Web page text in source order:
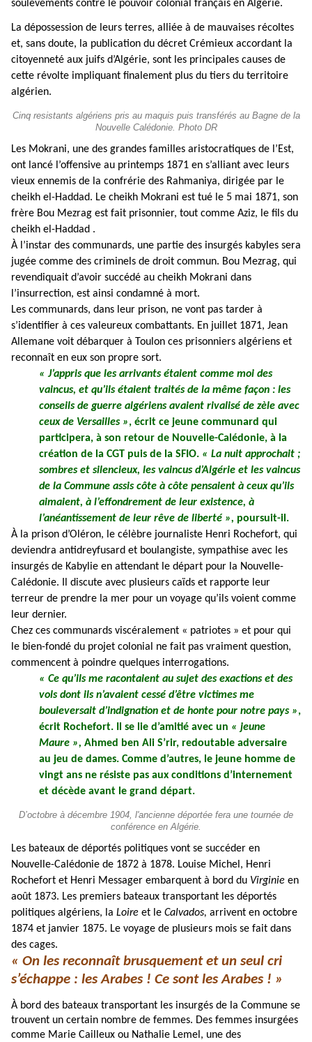
soulèvements contre le pouvoir colonial français en Algérie.
La dépossession de leurs terres, alliée à de mauvaises récoltes
et, sans doute, la publication du décret Crémieux accordant la
citoyenneté aux juifs d’Algérie, sont les principales causes de
cette révolte impliquant finalement plus du tiers du territoire
algérien.
Cinq resistants algériens pris au maquis puis transférés au Bagne de la
Nouvelle Calédonie. Photo DR
Les Mokrani, une des grandes familles aristocratiques de l’Est,
ont lancé l’offensive au printemps 1871 en s’alliant avec leurs
vieux ennemis de la confrérie des Rahmaniya, dirigée par le
cheikh el-Haddad. Le cheikh Mokrani est tué le 5 mai 1871, son
frère Bou Mezrag est fait prisonnier, tout comme Aziz, le fils du
cheikh el-Haddad .
À l’instar des communards, une partie des insurgés kabyles sera
jugée comme des criminels de droit commun. Bou Mezrag, qui
revendiquait d’avoir succédé au cheikh Mokrani dans
l’insurrection, est ainsi condamné à mort.
Les communards, dans leur prison, ne vont pas tarder à
s’identifier à ces valeureux combattants. En juillet 1871, Jean
Allemane voit débarquer à Toulon ces prisonniers algériens et
reconnaît en eux son propre sort.
« J’appris que les arrivants étaient comme moi des
vaincus, et qu’ils étaient traités de la même façon : les
conseils de guerre algériens avaient rivalisé de zèle avec
ceux de Versailles », écrit ce jeune communard qui
participera, à son retour de Nouvelle-Calédonie, à la
création de la CGT puis de la SFIO. « La nuit approchait ;
sombres et silencieux, les vaincus d’Algérie et les vaincus
de la Commune assis côte à côte pensaient à ceux qu’ils
aimaient, à l’effondrement de leur existence, à
l’anéantissement de leur rêve de liberté », poursuit-il.
À la prison d’Oléron, le célèbre journaliste Henri Rochefort, qui
deviendra antidreyfusard et boulangiste, sympathise avec les
insurgés de Kabylie en attendant le départ pour la Nouvelle-
Calédonie. Il discute avec plusieurs caïds et rapporte leur
terreur de prendre la mer pour un voyage qu’ils voient comme
leur dernier.
Chez ces communards viscéralement « patriotes » et pour qui
le bien-fondé du projet colonial ne fait pas vraiment question,
commencent à poindre quelques interrogations.
« Ce qu’ils me racontaient au sujet des exactions et des
vols dont ils n’avaient cessé d’être victimes me
bouleversait d’indignation et de honte pour notre pays »,
écrit Rochefort. Il se lie d’amitié avec un « jeune
Maure », Ahmed ben Ali S’rir, redoutable adversaire
au jeu de dames. Comme d’autres, le jeune homme de
vingt ans ne résiste pas aux conditions d’internement
et décède avant le grand départ.
D’octobre à décembre 1904, l'ancienne déportée fera une tournée de
conférence en Algérie.
Les bateaux de déportés politiques vont se succéder en
Nouvelle-Calédonie de 1872 à 1878. Louise Michel, Henri
Rochefort et Henri Messager embarquent à bord du Virginie en
août 1873. Les premiers bateaux transportant les déportés
politiques algériens, la Loire et le Calvados, arrivent en octobre
1874 et janvier 1875. Le voyage de plusieurs mois se fait dans
des cages.
« On les reconnaît brusquement et un seul cri
s’échappe : les Arabes ! Ce sont les Arabes ! »
À bord des bateaux transportant les insurgés de la Commune se
trouvent un certain nombre de femmes. Des femmes insurgées
comme Marie Cailleux ou Nathalie Lemel, une des